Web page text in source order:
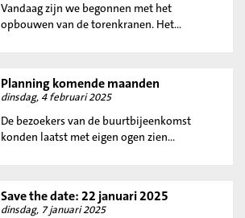
Vandaag zijn we begonnen met het
opbouwen van de torenkranen. Het...
Planning komende maanden
dinsdag, 4 februari 2025
De bezoekers van de buurtbijeenkomst
konden laatst met eigen ogen zien...
Save the date: 22 januari 2025
dinsdag, 7 januari 2025